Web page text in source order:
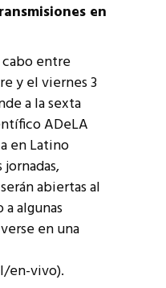
en
cabo entre
y el viernes 3
a la sexta
ADeLA
en Latino
abiertas al
algunas
en una
en-vivo).